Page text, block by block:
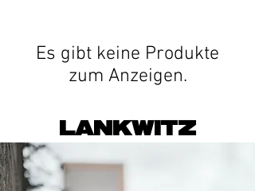
Es gibt keine Produkte
zum Anzeigen.
LANKWITZ